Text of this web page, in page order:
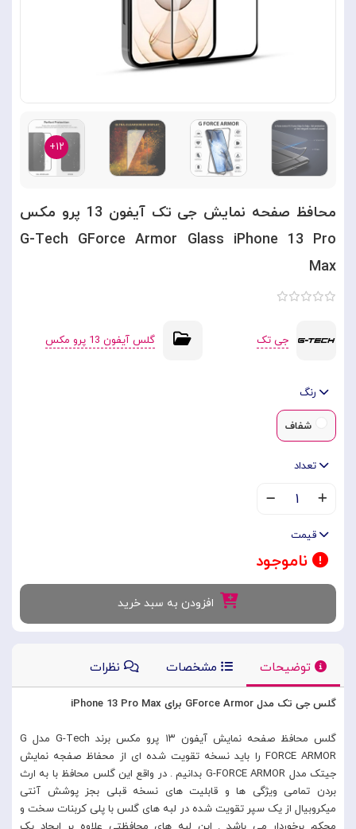
۱۲+
محافظ صفحه نمایش جی تک آیفون 13 پرو مکس
G-Tech GForce Armor Glass iPhone 13 Pro
Max
جی تک گلس آیفون 13 پرو مکس
رنگ
شفاف
تعداد
۱
قیمت
ناموجود
افزودن به سبد خرید
توضیحات مشخصات نظرات
گلس جی تک مدل GForce Armor برای iPhone 13 Pro Max
گلس محافظ صفحه نمایش آیفون ۱۳ پرو مکس برند G-Tech مدل G
FORCE ARMOR را باید نسخه تقویت شده ای از محفاظ صفجه نمایش
جیتک مدل G-FORCE ARMOR بدانیم . در واقع این گلس محافظ با به ارث
بردن تمامی ویژگی ها و قابلیت های نسخه قبلی بجز پوشش آنتی
میکروبیال از یک سپر تقویت شده در لبه های گلس با پلی کربنات سخت و